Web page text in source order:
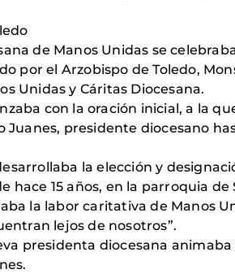
de Manos Unidas se
por el Arzobispo de Toledo,
Unidas y Cáritas Diocesana.
con la oración inicial, a la
Juanes, presidente diocesano
la elección y
hace 15 años, en la parroquia de
la labor caritativa de Manos
lejos de nosotros”.
presidenta diocesana